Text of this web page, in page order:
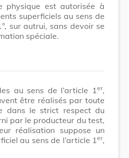
physique est autorisée à
superficiels au sens de
sur autrui, sans devoir se
spéciale.
au sens de l’article 1 er,
être réalisés par toute
dans le strict respect du
par le producteur du test,
réalisation suppose un
au sens de l’article 1 er,